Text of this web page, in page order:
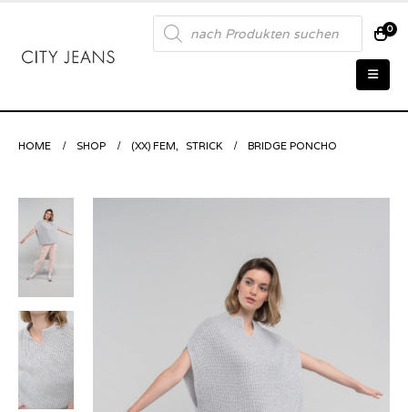
Products
search 0
HOME SHOP (XX) FEM, STRICK BRIDGE PONCHO